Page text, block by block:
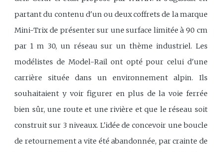
partant du contenu d'un ou deux coffrets de la marque
Mini-Trix de présenter sur une surface limitée à 90 cm
par 1 m 30, un réseau sur un thème industriel. Les
modélistes de Model-Rail ont opté pour celui d'une
carrière située dans un environnement alpin. Ils
souhaitaient y voir figurer en plus de la voie ferrée
bien sûr, une route et une rivière et que le réseau soit
construit sur 3 niveaux. L'idée de concevoir une boucle
de retournement a vite été abandonnée, par crainte de